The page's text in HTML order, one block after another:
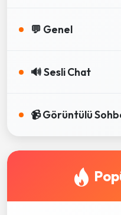
💬 Genel
🔊 Sesli Chat
📹 Görüntülü